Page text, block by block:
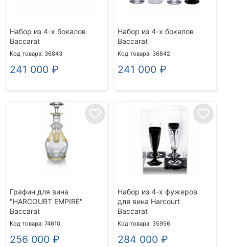
Набор из 4-х бокалов
Baccarat
Код товара: 36843
241 000 ₽
Набор из 4-х бокалов
Baccarat
Код товара: 36842
241 000 ₽
favorite_border
Графин для вина
"HARCOURT EMPIRE"
Baccarat
Код товара: 74610
256 000 ₽
favorite_border
Набор из 4-х фужеров
для вина Harcourt
Baccarat
Код товара: 35956
284 000 ₽